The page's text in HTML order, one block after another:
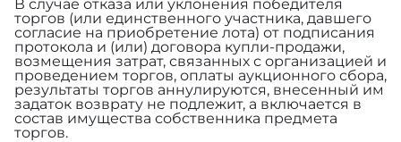
В случае отказа или уклонения победителя
торгов (или единственного участника, давшего
согласие на приобретение лота) от подписания
протокола и (или) договора купли-продажи,
возмещения затрат, связанных с организацией и
проведением торгов, оплаты аукционного сбора,
результаты торгов аннулируются, внесенный им
задаток возврату не подлежит, а включается в
состав имущества собственника предмета
торгов.